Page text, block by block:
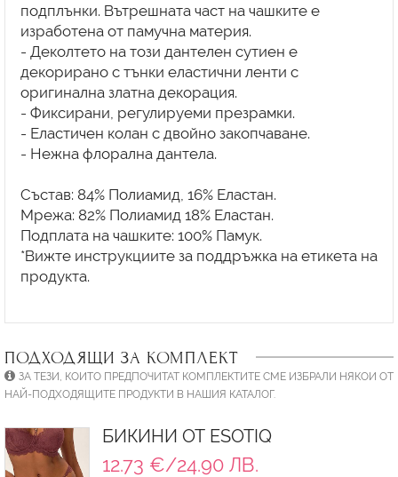
подплънки. Вътрешната част на чашките е
изработена от памучна материя.
- Деколтето на този дантелен сутиен е
декорирано с тънки еластични ленти с
оригинална златна декорация.
- Фиксирани, регулируеми презрамки.
- Еластичен колан с двойно закопчаване.
- Нежна флорална дантела.
Състав: 84% Полиамид, 16% Еластан.
Мрежа: 82% Полиамид 18% Еластан.
Подплата на чашките: 100% Памук.
*Вижте инструкциите за поддръжка на етикета на
продукта.
ПОДХОДЯЩИ ЗА КОМПЛЕКТ
ЗА ТЕЗИ, КОИТО ПРЕДПОЧИТАТ КОМПЛЕКТИТЕ СМЕ ИЗБРАЛИ НЯКОИ ОТ
НАЙ-ПОДХОДЯЩИТЕ ПРОДУКТИ В НАШИЯ КАТАЛОГ.
БИКИНИ ОТ ESOTIQ
12.73 €/24.90 ЛВ.